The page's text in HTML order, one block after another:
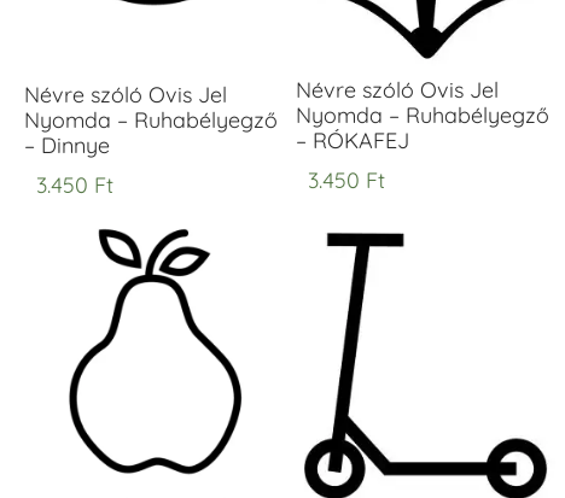
Névre szóló Ovis Jel
Nyomda – Ruhabélyegző
– Dinnye
3.450 Ft
Névre szóló Ovis Jel
Nyomda – Ruhabélyegző
– RÓKAFEJ
3.450 Ft